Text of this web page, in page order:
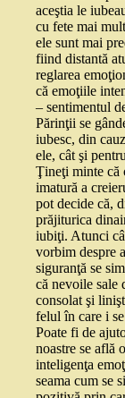
aceştia le
cu fete mai
ele sunt mai
fiind distantă
reglarea
că emoţiile
– sentimentul
Părinţii se
iubesc, din
ele, cât şi
Ţineţi minte că
imatură a
pot decide că,
prăjiturica
iubiţi. Atunci
vorbim despre
siguranţă se
că nevoile sale
consolat şi
felul în care i
Poate fi de
noastre se află
inteligenţa
seama cum se